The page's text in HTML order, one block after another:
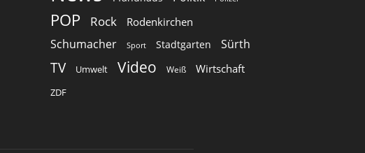
POP Rock Rodenkirchen
Schumacher Sport Stadtgarten Sürth
TV Umwelt Video Weiß Wirtschaft
ZDF